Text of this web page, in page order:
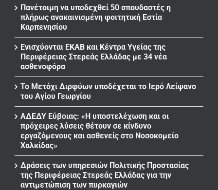
Πανέτοιμη να υποδεχθεί 50 σπουδαστές η
πλήρως ανακαινισμένη φοιτητική Εστία
Καρπενησίου
Ενισχύονται ΕΚΑΒ και Κέντρα Υγείας της
Περιφέρειας Στερεάς Ελλάδας με 34 νέα
ασθενοφόρα
Το Μετόχι Διρφύων υποδέχεται το Ιερό Λείψανο
του Αγίου Γεωργίου
ΑΔΕΔΥ Εύβοιας: «Η υποστελέχωση και οι
πρόχειρες λύσεις θέτουν σε κίνδυνο
εργαζόμενους και ασθενείς στο Νοσοκομείο
Χαλκίδας»
Δράσεις των υπηρεσιών Πολιτικής Προστασίας
της Περιφέρειας Στερεάς Ελλάδας για την
αντιμετώπιση των πυρκαγιών